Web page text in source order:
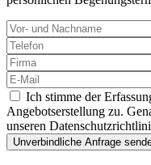
Ich stimme der
Angebotserstellung zu.
unseren